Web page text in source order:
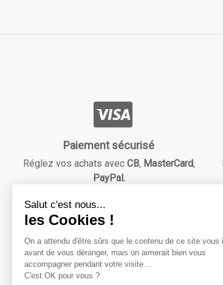
Paiement sécurisé
Réglez vos achats avec CB, MasterCard,
PayPal.
Maison & Beauté
Notre mission ?